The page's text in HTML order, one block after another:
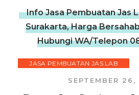
Info Jasa Pembuatan Jas
Surakarta, Harga
Hubungi WA/Telepon
JASA PEMBUATAN JAS LAB
SEPTEMBER 26,